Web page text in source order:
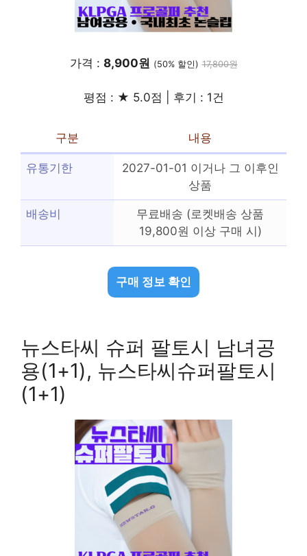
가격 : 8,900원 (50% 할인) 17,800원
평점 : ★ 5.0점 | 후기 : 1건
구분 내용
유통기한
2027-01-01 이거나 그 이후인
상품
배송비
무료배송 (로켓배송 상품
19,800원 이상 구매 시)
구매 정보 확인
뉴스타씨 슈퍼 팔토시 남녀공
용(1+1), 뉴스타씨슈퍼팔토시
(1+1)